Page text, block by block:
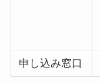
申し込み窓口